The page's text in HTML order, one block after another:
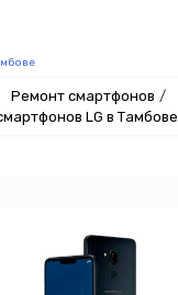
Ремонт смартфонов /
LG в Тамбове